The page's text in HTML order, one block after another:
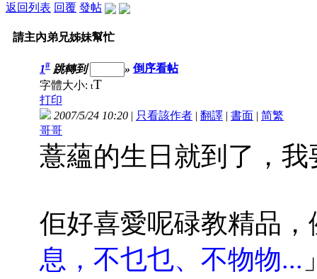
返回列表 回覆 發帖
請主內弟兄姊妹幫忙
1# 跳轉到 » 倒序看帖
字體大小: tT
打印
2007/5/24 10:20 | 只看該作者 | 翻譯 | 書面 | 简繁
哥哥
薏蘊的生日就到了，
佢好喜愛呢碌教精品
息，不乜乜、不物物...